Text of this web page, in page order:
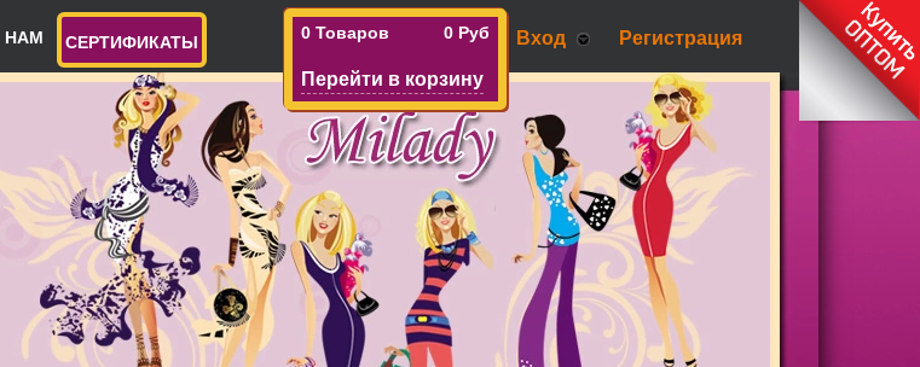
0 Товаров 0 Руб
Перейти в корзину
Вход Регистрация
НАМ СЕРТИФИКАТЫ